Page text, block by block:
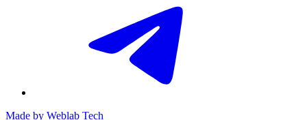
Made by Weblab Tech